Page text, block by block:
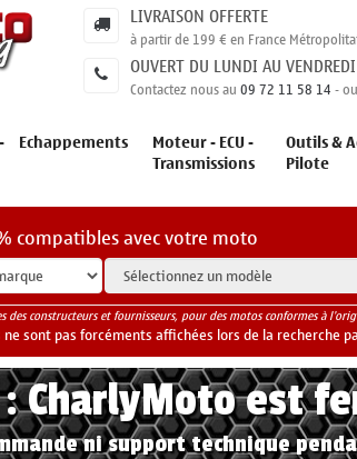
LIVRAISON OFFERTE
à partir de 199 € en France
OUVERT DU LUNDI AU
Contactez nous au09 72 11 58 14-
Echappements Moteur - ECU -
Transmissions
Outils &
Pilote
compatibles avec votre moto
des constructeurs et fournisseurs, pour des motos conformes à
sont pas forcéments affichées lors de la
CharlyMoto est
ni support technique